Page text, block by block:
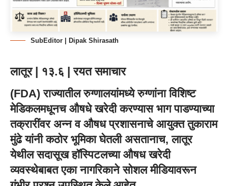
SubEditor | Dipak Shirasath
लातूर | १३.६ | रयत समाचार
(FDA) राज्यातील रुग्णालयांमध्ये रुग्णांना विशिष्ट
मेडिकलमधूनच औषधे खरेदी करण्यास भाग पाडण्याच्या
तक्रारींवर अन्न व औषध प्रशासनाचे आयुक्त तुकाराम
मुंढे यांनी कठोर भूमिका घेतली असतानाच, लातूर
येथील सदासूख हॉस्पिटलच्या औषध खरेदी
व्यवस्थेबाबत एका नागरिकाने सोशल मीडियावरून